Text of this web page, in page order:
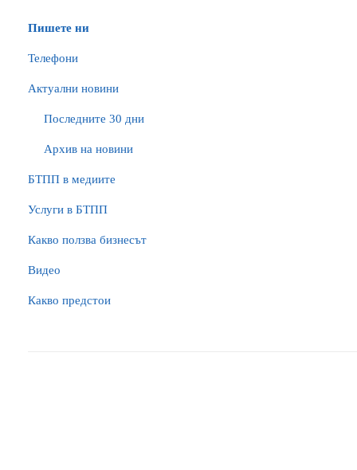
Пишете ни
Телефони
Актуални новини
Последните 30 дни
Архив на новини
БTПП в медиите
Услуги в БТПП
Какво ползва бизнесът
Видео
Какво предстои